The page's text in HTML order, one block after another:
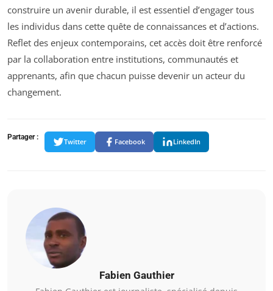
construire un avenir durable, il est essentiel d’engager tous
les individus dans cette quête de connaissances et d’actions.
Reflet des enjeux contemporains, cet accès doit être renforcé
par la collaboration entre institutions, communautés et
apprenants, afin que chacun puisse devenir un acteur du
changement.
Partager :
Twitter Facebook LinkedIn
Fabien Gauthier